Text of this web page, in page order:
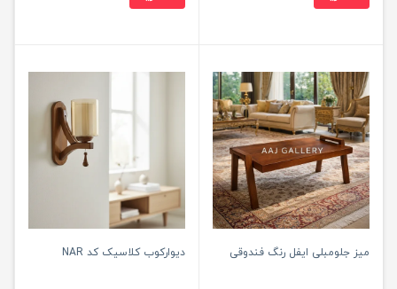
میز جلومبلی ایفل رنگ فندوقی دیوارکوب کلاسیک کد NAR